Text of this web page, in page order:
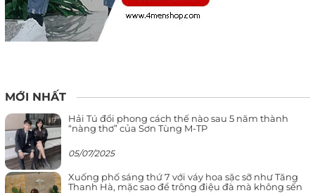
MỚI NHẤT
Hải Tú đổi phong cách thế nào sau 5 năm thành
“nàng thơ” của Sơn Tùng M-TP
05/07/2025
Xuống phố sáng thứ 7 với váy hoa sặc sỡ như Tăng
Thanh Hà, mặc sao để trông điệu đà mà không sến